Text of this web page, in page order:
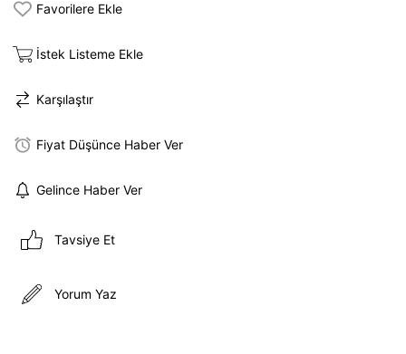
Favorilere Ekle
İstek Listeme Ekle
Karşılaştır
Fiyat Düşünce Haber Ver
Gelince Haber Ver
Tavsiye Et
Yorum Yaz